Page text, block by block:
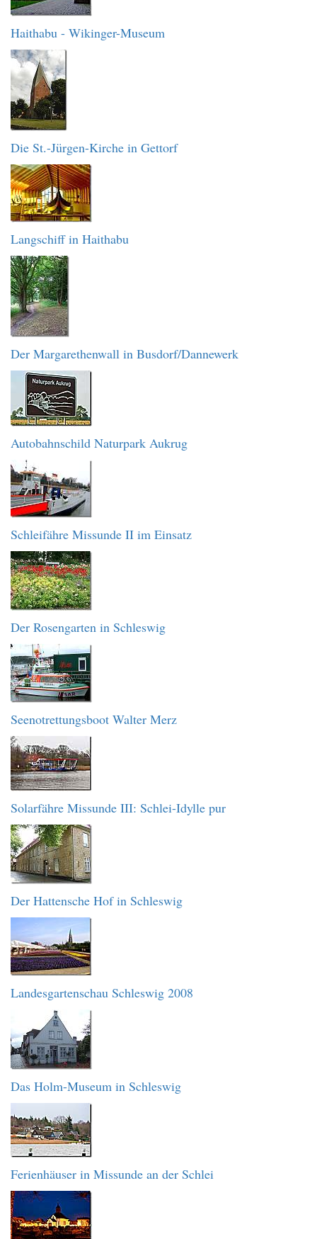
Haithabu - Wikinger-Museum
Die St.-Jürgen-Kirche in Gettorf
Langschiff in Haithabu
Der Margarethenwall in Busdorf/Dannewerk
Autobahnschild Naturpark Aukrug
Schleifähre Missunde II im Einsatz
Der Rosengarten in Schleswig
Seenotrettungsboot Walter Merz
Solarfähre Missunde III: Schlei-Idylle pur
Der Hattensche Hof in Schleswig
Landesgartenschau Schleswig 2008
Das Holm-Museum in Schleswig
Ferienhäuser in Missunde an der Schlei